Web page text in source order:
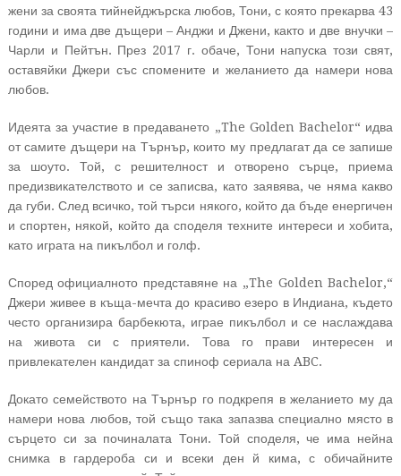
жени за своята тийнейджърска любов, Тони, с която прекарва 43
години и има две дъщери – Анджи и Джени, както и две внучки –
Чарли и Пейтън. През 2017 г. обаче, Тони напуска този свят,
оставяйки Джери със спомените и желанието да намери нова
любов.
Идеята за участие в предаването „The Golden Bachelor“ идва
от самите дъщери на Търнър, които му предлагат да се запише
за шоуто. Той, с решителност и отворено сърце, приема
предизвикателството и се записва, като заявява, че няма какво
да губи. След всичко, той търси някого, който да бъде енергичен
и спортен, някой, който да споделя техните интереси и хобита,
като играта на пикълбол и голф.
Според официалното представяне на „The Golden Bachelor,“
Джери живее в къща-мечта до красиво езеро в Индиана, където
често организира барбекюта, играе пикълбол и се наслаждава
на живота си с приятели. Това го прави интересен и
привлекателен кандидат за спиноф сериала на ABC.
Докато семейството на Търнър го подкрепя в желанието му да
намери нова любов, той също така запазва специално място в
сърцето си за починалата Тони. Той споделя, че има нейна
снимка в гардероба си и всеки ден й кима, с обичайните